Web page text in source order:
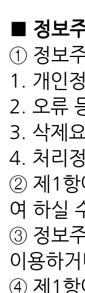
■ 정보
① 정보
1. 개인
2. 오류
3. 삭제
4. 처리
② 제1항
여 하실
③ 정보
이용하
④ 제1항